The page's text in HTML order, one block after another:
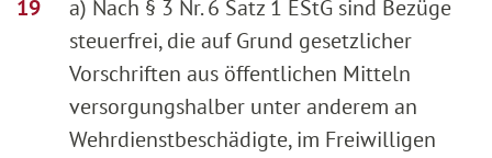
a) Nach § 3 Nr. 6 Satz 1 EStG sind Bezüge
steuerfrei, die auf Grund gesetzlicher
Vorschriften aus öffentlichen Mitteln
versorgungshalber unter anderem an
Wehrdienstbeschädigte, im Freiwilligen